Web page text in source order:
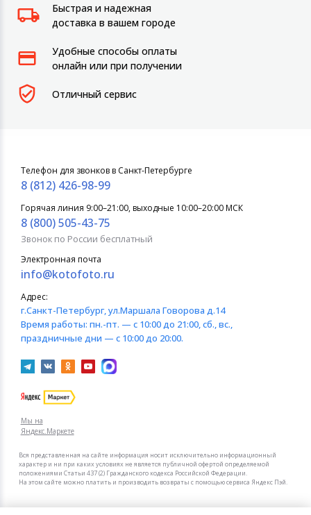
Быстрая и надежная
доставка в вашем городе
Удобные способы оплаты
онлайн или при получении
Отличный сервис
Мы на
Яндекс.Маркете
Телефон для звонков в Санкт-Петербурге
8 (812) 426-98-99
Горячая линия 9:00–21:00, выходные 10:00–20:00 МСК
8 (800) 505-43-75
Звонок по России бесплатный
Электронная почта
info@kotofoto.ru
Адрес:
г.Санкт-Петербург, ул.Маршала Говорова д.14
Время работы: пн.-пт. — с 10:00 до 21:00, сб., вс.,
праздничные дни — с 10:00 до 20:00.
Вся представленная на сайте информация носит исключительно информационный
характер и ни при каких условиях не является публичной офертой определяемой
положениями Статьи 437 (2) Гражданского кодекса Российской Федерации.
На этом сайте можно платить и производить возвраты с помощью сервиса Яндекс Пэй.